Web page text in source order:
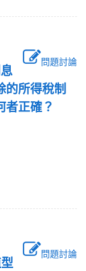
問題討論
的所得稅制
者正確？
問題討論